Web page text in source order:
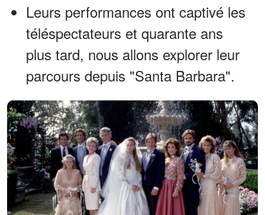
Leurs performances ont captivé les
téléspectateurs et quarante ans
plus tard, nous allons explorer leur
parcours depuis "Santa Barbara".